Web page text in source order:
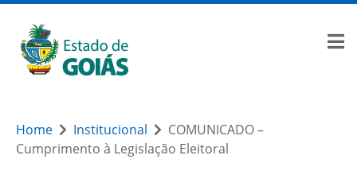
Home Institucional
COMUNICADO –
Cumprimento à Legislação Eleitoral